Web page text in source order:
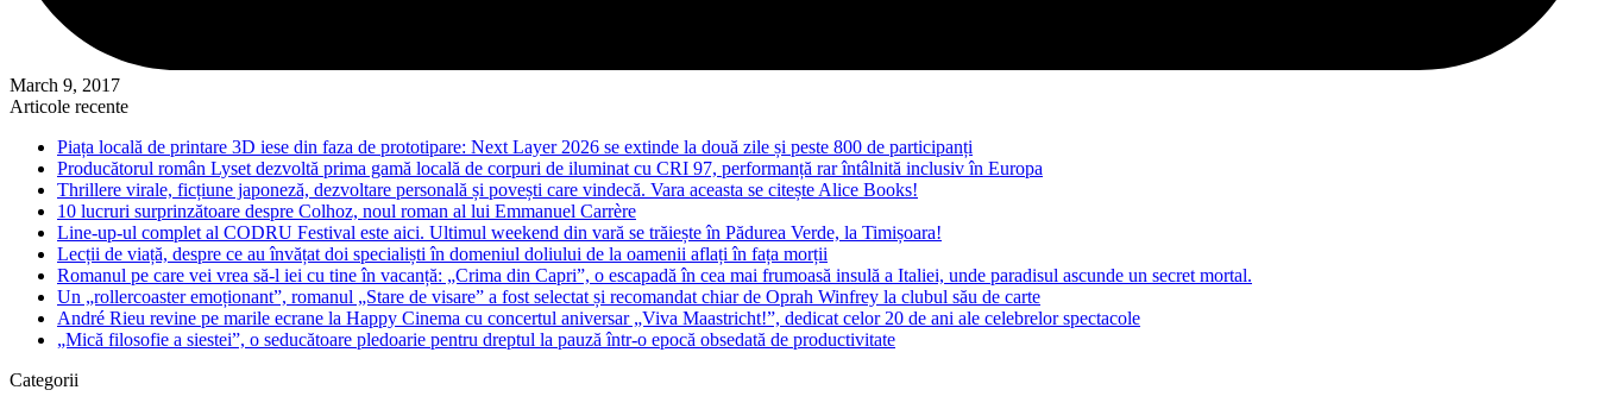
March 9, 2017
Articole recente
Piața locală de printare 3D iese din faza de prototipare: Next Layer 2026 se extinde la două zile și peste 800 de participanți
Producătorul român Lyset dezvoltă prima gamă locală de corpuri de iluminat cu CRI 97, performanță rar întâlnită inclusiv în Europa
Thrillere virale, ficțiune japoneză, dezvoltare personală și povești care vindecă. Vara aceasta se citește Alice Books!
10 lucruri surprinzătoare despre Colhoz, noul roman al lui Emmanuel Carrère
Line-up-ul complet al CODRU Festival este aici. Ultimul weekend din vară se trăiește în Pădurea Verde, la Timișoara!
Lecții de viață, despre ce au învățat doi specialiști în domeniul doliului de la oamenii aflați în fața morții
Romanul pe care vei vrea să-l iei cu tine în vacanță: „Crima din Capri”, o escapadă în cea mai frumoasă insulă a Italiei, unde paradisul ascunde un secret mortal.
Un „rollercoaster emoționant”, romanul „Stare de visare” a fost selectat și recomandat chiar de Oprah Winfrey la clubul său de carte
André Rieu revine pe marile ecrane la Happy Cinema cu concertul aniversar „Viva Maastricht!”, dedicat celor 20 de ani ale celebrelor spectacole
„Mică filosofie a siestei”, o seducătoare pledoarie pentru dreptul la pauză într-o epocă obsedată de productivitate
Categorii